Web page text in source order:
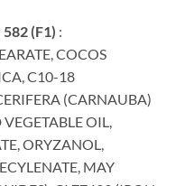
582 (F1) :
COCOS
C10-18
(CARNAUBA)
OIL,
ORYZANOL,
MAY